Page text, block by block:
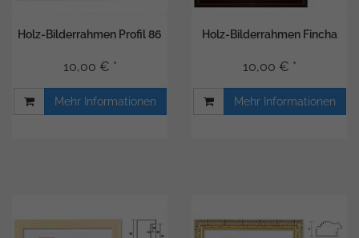
Holz-Bilderrahmen Profil 86
10,00 € *
Mehr Informationen
Holz-Bilderrahmen Fincha
10,00 € *
Mehr Informationen